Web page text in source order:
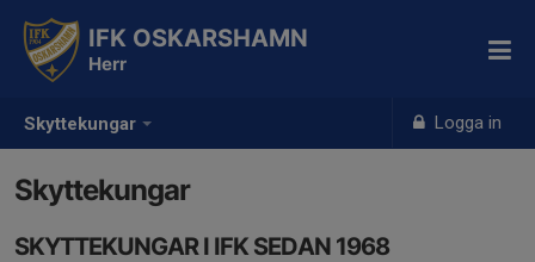
Skyttekungar Logga in
IFK OSKARSHAMN
Herr
Skyttekungar
SKYTTEKUNGAR I IFK SEDAN 1968